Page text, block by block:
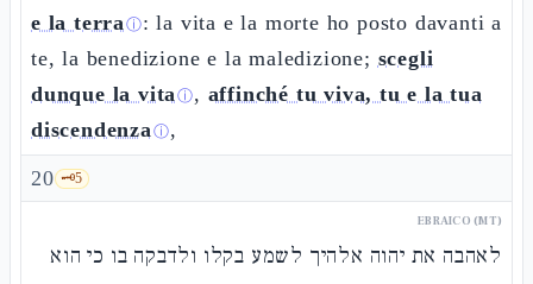
e la terraⓘ: la vita e la morte ho posto davanti a
te, la benedizione e la maledizione; scegli
dunque la vitaⓘ, affinché tu viva, tu e la tua
discendenzaⓘ,
20 🗝️5
EBRAICO (MT)
לאהבה את יהוה אלהיך לשמע בקלו ולדבקה בו כי הוא